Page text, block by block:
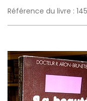
Référence du livre :